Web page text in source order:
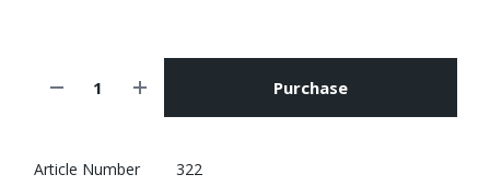
Purchase
Article Number 322